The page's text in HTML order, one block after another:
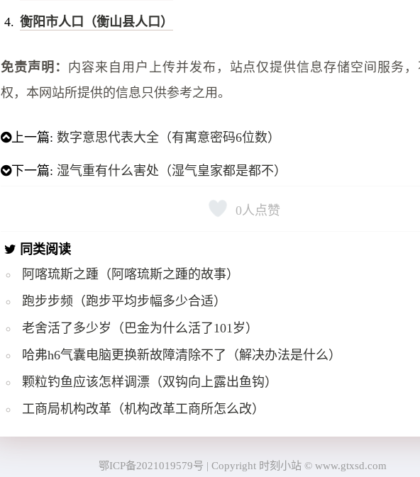
衡阳市人口（衡山县人口）
免责声明： 内容来自用户上传并发布，站点仅提供信息存储空间服务
权，本网站所提供的信息只供参考之用。
上一篇: 数字意思代表大全（有寓意密码6位数）
下一篇: 湿气重有什么害处（湿气皇家都是都不）
0 人点赞
同类阅读
阿喀琉斯之踵（阿喀琉斯之踵的故事）
跑步步频（跑步平均步幅多少合适）
老舍活了多少岁（巴金为什么活了101岁）
哈弗h6气囊电脑更换新故障清除不了（解决办法是什么）
颗粒钓鱼应该怎样调漂（双钩向上露出鱼钩）
工商局机构改革（机构改革工商所怎么改）
鄂ICP备2021019579号 | Copyright 时刻小站 © www.gtxsd.com